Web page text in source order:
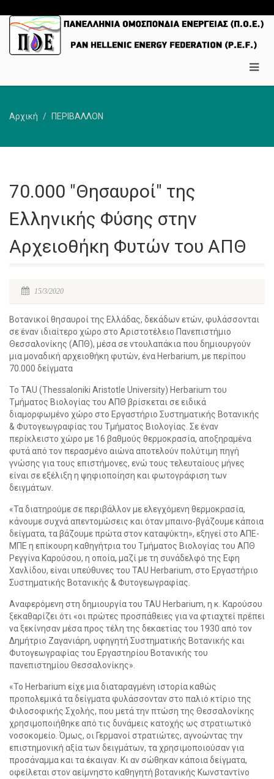
Αρχική ΠΕΡΙΒΑΛΛΟΝ
70.000 "Θησαυροί" της
Ελληνικής Φύσης στην
Αρχειοθήκη Φυτών του ΑΠΘ
15/3/2020
Βοτανικοί θησαυροί της Ελλάδας, δεκάδων ετών, φυλάσσονται
σε έναν ιδιαίτερο χώρο στο Αριστοτέλειο Πανεπιστήμιο
Θεσσαλονίκης (ΑΠΘ), μέσα σε ντουλαπάκια που δημιουργούν
μια μοναδική αρχειοθήκη φυτών, ένα Herbarium, με περίπου
70.000 δείγματα
Το TAU (Thessaloniki Aristotle University) Herbarium του
Τμήματος Βιολογίας του ΑΠΘ βρίσκεται σε ειδικά
διαμορφωμένο χώρο στο Εργαστήριο Συστηματικής Βοτανικής
& Φυτογεωγραφίας του Τμήματος Βιολογίας. Σε έναν
περίκλειστο χώρο με 16 βαθμούς θερμοκρασία, αποξηραμένα
φυτά από τον περασμένο αιώνα αποτελούν πολύτιμη πηγή
γνώσης για τους επιστήμονες, ενώ τους τελευταίους μήνες
είναι σε εξέλιξη η ψηφιοποίηση και φωτογράφιση των
δειγμάτων.
«Τα διατηρούμε σε περιβάλλον με ελεγχόμενη θερμοκρασία,
κάνουμε συχνά απεντομώσεις και όταν μπαινο-βγάζουμε κάποια
δείγματα, τα βάζουμε πρώτα στον καταψύκτη», εξηγεί στο ΑΠΕ-
ΜΠΕ η επίκουρη καθηγήτρια του Τμήματος Βιολογίας του ΑΠΘ
Ρεγγίνα Καρούσου, η οποία, μαζί με τη συνάδελφό της Εφη
Χανλίδου, είναι υπεύθυνες του TAU Herbarium, στο Εργαστήριο
Συστηματικής Βοτανικής & Φυτογεωγραφίας.
Αναφερόμενη στη δημιουργία του TAU Herbarium, η κ. Καρούσου
ξεκαθαρίζει ότι «οι πρώτες προσπάθειες για να φτιαχτεί πρέπει
να ξεκίνησαν μέσα προς τέλη της δεκαετίας του 1930 από τον
Δημήτριο Ζαγανιάρη, υφηγητή Συστηματικής Βοτανικής και
Φυτογεωγραφίας του Εργαστηρίου Βοτανικής του
πανεπιστημίου Θεσσαλονίκης».
«Το Herbarium είχε μια διαταραγμένη ιστορία καθώς
προπολεμικά τα δείγματα φυλάσσονταν στο παλιό κτίριο της
Φιλοσοφικής Σχολής, που μετά την πτώση της Θεσσαλονίκης
χρησιμοποιήθηκε από τις δυνάμεις κατοχής ως στρατιωτικό
νοσοκομείο. Όμως, οι Γερμανοί στρατιώτες, αγνοώντας την
επιστημονική αξία των δειγμάτων, τα χρησιμοποιούσαν για
προσάναμμα και τα έκαιγαν. Κι αν σώθηκαν κάποια δείγματα,
οφείλεται στον αείμνηστο καθηγητή βοτανικής Κωνσταντίνο